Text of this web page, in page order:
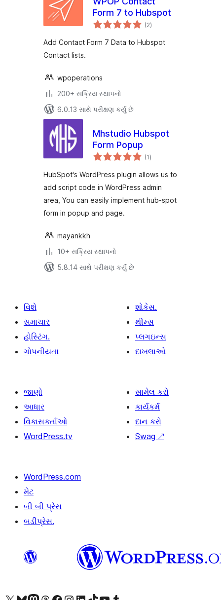
Form 7 to Hubspot
(2કુલ
રેટિંગ્સ
)
Add Contact Form 7 Data to Hubspot
Contact lists.
wpoperations
200+ સક્રિય સ્થાપનો
6.0.13 સાથે પરીક્ષણ કર્યું છે
Mhstudio Hubspot
Form Popup
(1કુલ
રેટિંગ્સ
)
HubSpot's WordPress plugin allows us to
add script code in WordPress admin
area, You can easily implement hub-spot
form in popup and page.
mayankkh
10+ સક્રિય સ્થાપનો
5.8.14 સાથે પરીક્ષણ કર્યું છે
વિશે
સમાચાર
હોસ્ટિંગ.
ગોપનીયતા
શોકેસ.
થીમ્સ
પ્લગઇન્સ
દાખલાઓ
જાણો
આધાર
વિકાસકર્તાઓ
WordPress.tv
સામેલ કરો
કાર્યકર્મ
દાન કરો
Swag ↗
WordPress.com
મેટ
બી બી પ્રેસ
બડીપ્રેસ.